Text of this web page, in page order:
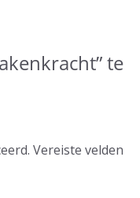
te
Vereiste velden